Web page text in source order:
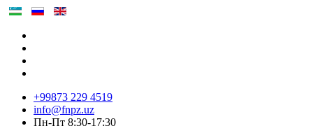
+99873 229 4519
info@fnpz.uz
Пн-Пт 8:30-17:30